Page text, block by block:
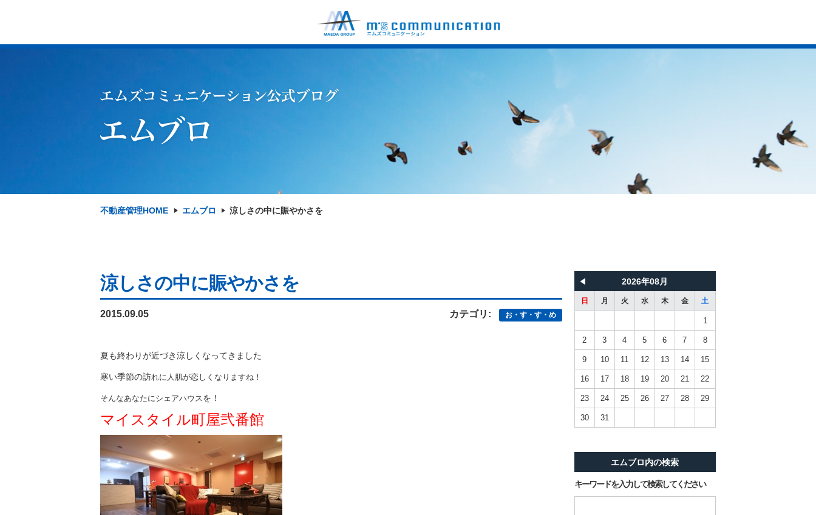
不動産管理HOME エムブロ 涼しさの中に賑やかさを
涼しさの中に賑やかさを
2015.09.05 カテゴリ: お・す・す・め
夏も終わりが近づき涼しくなってきました
寒い季節の訪れに人肌が恋しくなりますね！
そんなあなたにシェアハウスを！
マイスタイル町屋弐番館
2026年08月
日 月 火 水 木 金 土
1
2 3 4 5 6 7 8
9 10 11 12 13 14 15
16 17 18 19 20 21 22
23 24 25 26 27 28 29
30 31
エムブロ内の検索
キーワードを入力して検索してください